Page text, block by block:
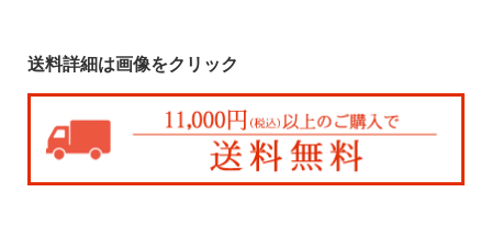
送料詳細は画像をクリック